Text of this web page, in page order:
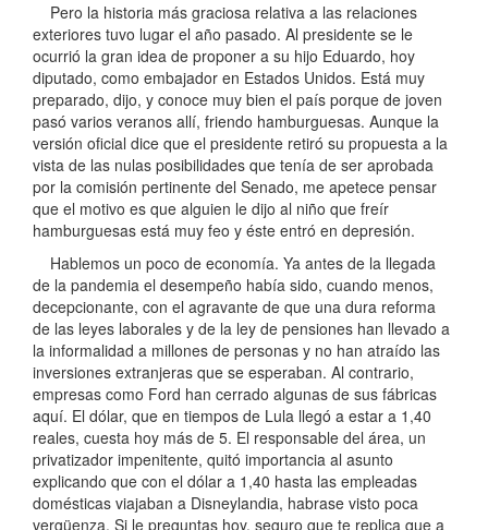
Pero la historia más graciosa relativa a las relaciones
exteriores tuvo lugar el año pasado. Al presidente se le
ocurrió la gran idea de proponer a su hijo Eduardo, hoy
diputado, como embajador en Estados Unidos. Está muy
preparado, dijo, y conoce muy bien el país porque de joven
pasó varios veranos allí, friendo hamburguesas. Aunque la
versión oficial dice que el presidente retiró su propuesta a la
vista de las nulas posibilidades que tenía de ser aprobada
por la comisión pertinente del Senado, me apetece pensar
que el motivo es que alguien le dijo al niño que freír
hamburguesas está muy feo y éste entró en depresión.
Hablemos un poco de economía. Ya antes de la llegada
de la pandemia el desempeño había sido, cuando menos,
decepcionante, con el agravante de que una dura reforma
de las leyes laborales y de la ley de pensiones han llevado a
la informalidad a millones de personas y no han atraído las
inversiones extranjeras que se esperaban. Al contrario,
empresas como Ford han cerrado algunas de sus fábricas
aquí. El dólar, que en tiempos de Lula llegó a estar a 1,40
reales, cuesta hoy más de 5. El responsable del área, un
privatizador impenitente, quitó importancia al asunto
explicando que con el dólar a 1,40 hasta las empleadas
domésticas viajaban a Disneylandia, habrase visto poca
vergüenza. Si le preguntas hoy, seguro que te replica que a